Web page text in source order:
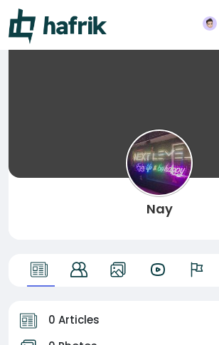
Nay
0 Articles